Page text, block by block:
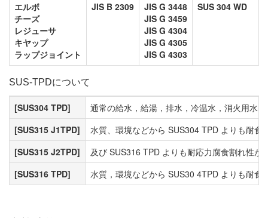
エルボ
チーズ
レジューサ
キヤップ
ラップジョイント
JIS B 2309
JIS G 3448
JIS G 3459
JIS G 4304
JIS G 4305
JIS G 4303
SUS 304 WD
SUS-TPDについて
[SUS304 TPD]
通常の給水，給湯，排水，冷温水，消火用水
[SUS315 J1TPD]
水質、環境などから SUS304 TPD よりも耐食
[SUS315 J2TPD]
及び SUS316 TPD よりも耐応力腐食割れ性が
[SUS316 TPD]
水質，環境などから SUS30 4TPD よりも耐食